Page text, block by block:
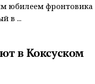
юбилеем фронтовика
в ...
в Коксуском